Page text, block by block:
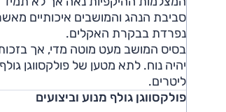
סביבת הנהג והמושבים איכותיים
נפרדת בבקרת האקלים.
בסיס המושב מעט מוטה מדי, אך
ליטרים.
פולקסווגן גולף מנוע וביצועים